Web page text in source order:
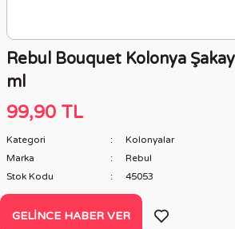
Rebul Bouquet Kolonya
ml
99,90 TL
Kategori
Kolonyalar
Marka
Rebul
Stok Kodu
45053
GELINCE HABER VER